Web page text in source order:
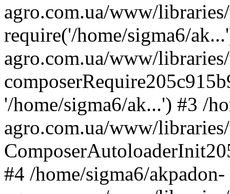
agro.com.ua/www/
require('/home/sigma6/
agro.com.ua/www/
'/home/sigma6/ak...') #3 /
agro.com.ua/www/
#4 /home/sigma6/akpadon-